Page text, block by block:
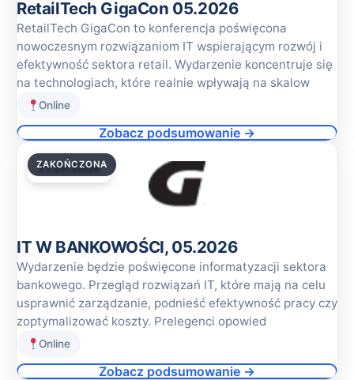
RetailTech GigaCon 05.2026
RetailTech GigaCon to konferencja poświęcona
nowoczesnym rozwiązaniom IT wspierającym rozwój i
efektywność sektora retail. Wydarzenie koncentruje się
na technologiach, które realnie wpływają na skalow
Online
Zobacz podsumowanie →
21.05.2026
ZAKOŃCZONA
IT W BANKOWOŚCI, 05.2026
Wydarzenie będzie poświęcone informatyzacji sektora
bankowego. Przegląd rozwiązań IT, które mają na celu
usprawnić zarządzanie, podnieść efektywność pracy czy
zoptymalizować koszty. Prelegenci opowied
Online
Zobacz podsumowanie →